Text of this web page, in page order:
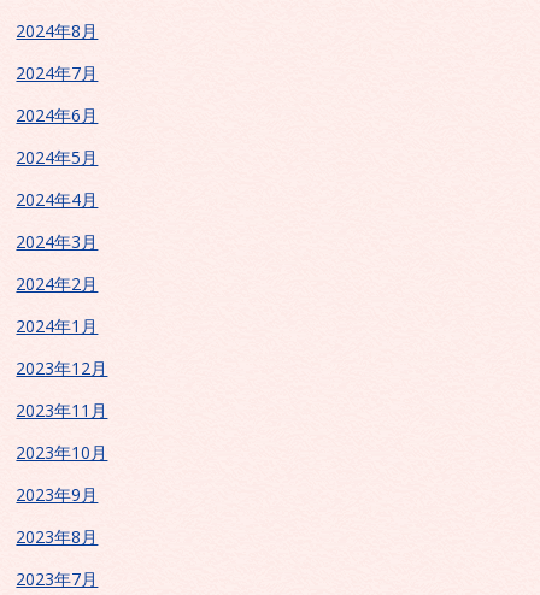
2024年8月
2024年7月
2024年6月
2024年5月
2024年4月
2024年3月
2024年2月
2024年1月
2023年12月
2023年11月
2023年10月
2023年9月
2023年8月
2023年7月